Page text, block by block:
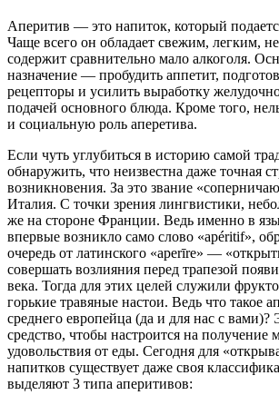
Аперитив — это напиток, который
Чаще всего он обладает свежим, легким,
содержит сравнительно мало алкоголя.
назначение — пробудить аппетит,
рецепторы и усилить выработку
подачей основного блюда. Кроме того,
и социальную роль аперетива.
Если чуть углубиться в историю самой
обнаружить, что неизвестна даже точная
возникновения. За это звание
Италия. С точки зрения лингвистики,
же на стороне Франции. Ведь именно в
впервые возникло само слово «apéritif»,
очередь от латинского «aperīre» —
совершать возлияния перед трапезой
века. Тогда для этих целей служили
горькие травяные настои. Ведь что такое
среднего европейца (да и для нас с
средство, чтобы настроится на получение
удовольствия от еды. Сегодня для
напитков существует даже своя
выделяют 3 типа аперитивов: